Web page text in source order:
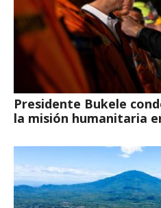
Presidente Bukele
la misión humanitaria